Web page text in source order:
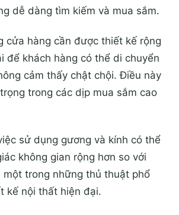
dễ dàng tìm kiếm và mua sắm.
cửa hàng cần được thiết kế rộng
để khách hàng có thể di chuyển
cảm thấy chật chội. Điều này
trong các dịp mua sắm cao
sử dụng gương và kính có thể
không gian rộng hơn so với
trong những thủ thuật phổ
kế nội thất hiện đại.